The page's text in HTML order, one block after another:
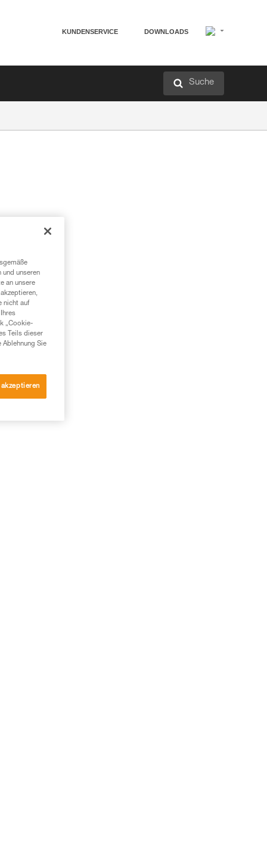
KUNDENSERVICE DOWNLOADS
Suche
und unseren
an unsere
nicht auf
„Cookie-
Teils dieser
Ablehnung Sie